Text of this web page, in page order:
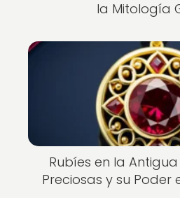
la Mitología
Rubíes en la
Preciosas y su Poder